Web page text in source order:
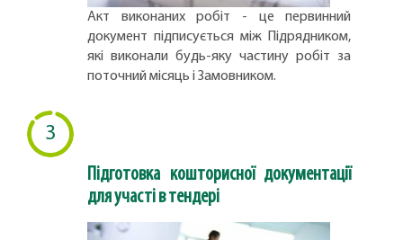
Акт виконаних робіт - це первинний
документ підписується між Підрядником,
які виконали будь-яку частину робіт за
поточний місяць і Замовником.
3
Підготовка кошторисної документації
для участі в тендері